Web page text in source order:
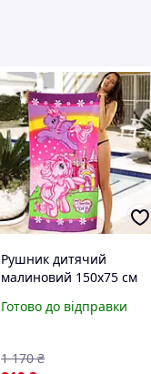
Рушник дитячий
малиновий 150х75 см
ванної пляжний
Готово до відправки
1 170 ₴